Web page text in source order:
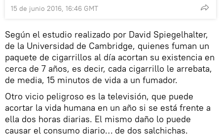
15 de junio 2016, 16:46 GMT
Según el estudio realizado por David Spiegelhalter,
de la Universidad de Cambridge, quienes fuman un
paquete de cigarrillos al día acortan su existencia en
cerca de 7 años, es decir, cada cigarrillo le arrebata,
de media, 15 minutos de vida a un fumador.
Otro vicio peligroso es la televisión, que puede
acortar la vida humana en un año si se está frente a
ella dos horas diarias. El mismo daño lo puede
causar el consumo diario… de dos salchichas.